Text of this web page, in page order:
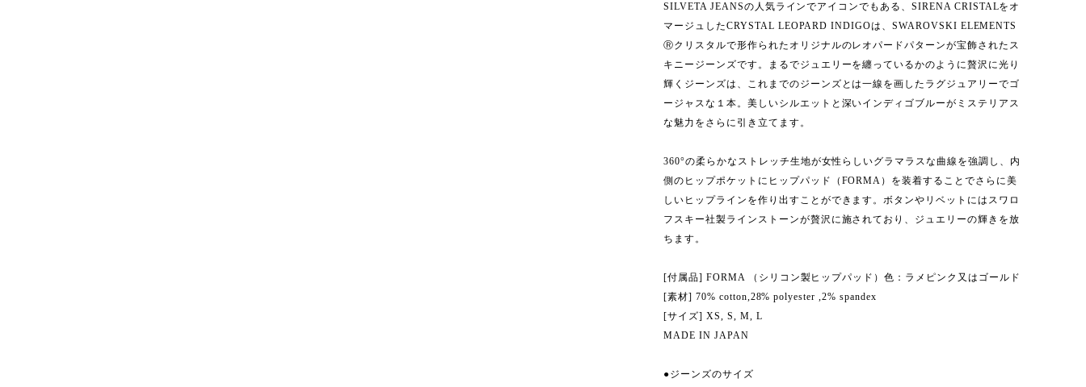
SILVETA JEANSの人気ラインでアイコンでもある、SIRENA CRISTALをオ
マージュしたCRYSTAL LEOPARD INDIGOは、SWAROVSKI ELEMENTS
Ⓡクリスタルで形作られたオリジナルのレオパードパターンが宝飾されたス
キニージーンズです。まるでジュエリーを纏っているかのように贅沢に光り
輝くジーンズは、これまでのジーンズとは一線を画したラグジュアリーでゴ
ージャスな１本。美しいシルエットと深いインディゴブルーがミステリアス
な魅力をさらに引き立てます。
360°の柔らかなストレッチ生地が女性らしいグラマラスな曲線を強調し、内
側のヒップポケットにヒップパッド（FORMA）を装着することでさらに美
しいヒップラインを作り出すことができます。ボタンやリベットにはスワロ
フスキー社製ラインストーンが贅沢に施されており、ジュエリーの輝きを放
ちます。
[付属品] FORMA （シリコン製ヒップパッド）色：ラメピンク又はゴールド
[素材] 70% cotton,28% polyester ,2% spandex
[サイズ] XS, S, M, L
MADE IN JAPAN
●ジーンズのサイズ